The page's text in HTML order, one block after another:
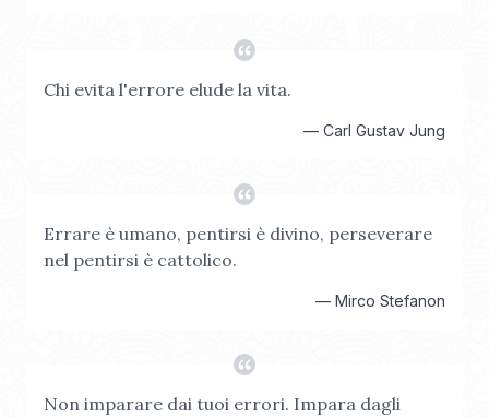
Chi evita l'errore elude la vita.
— Carl Gustav Jung
Errare è umano, pentirsi è divino, perseverare
nel pentirsi è cattolico.
— Mirco Stefanon
Non imparare dai tuoi errori. Impara dagli